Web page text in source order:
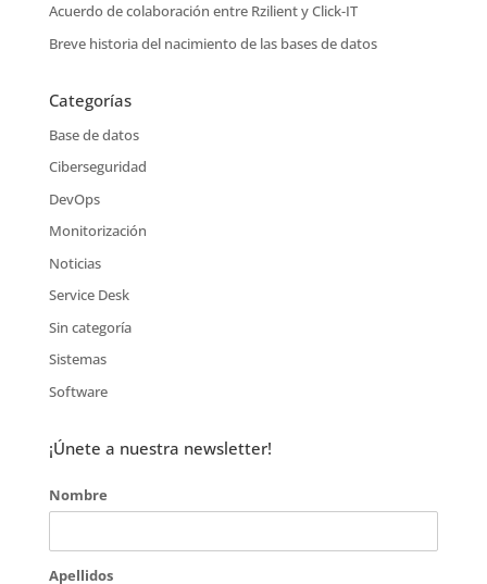
Acuerdo de colaboración entre Rzilient y Click-IT
Breve historia del nacimiento de las bases de datos
Categorías
Base de datos
Ciberseguridad
DevOps
Monitorización
Noticias
Service Desk
Sin categoría
Sistemas
Software
¡Únete a nuestra newsletter!
Nombre
Apellidos